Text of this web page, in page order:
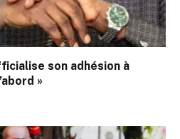
son adhésion à
»